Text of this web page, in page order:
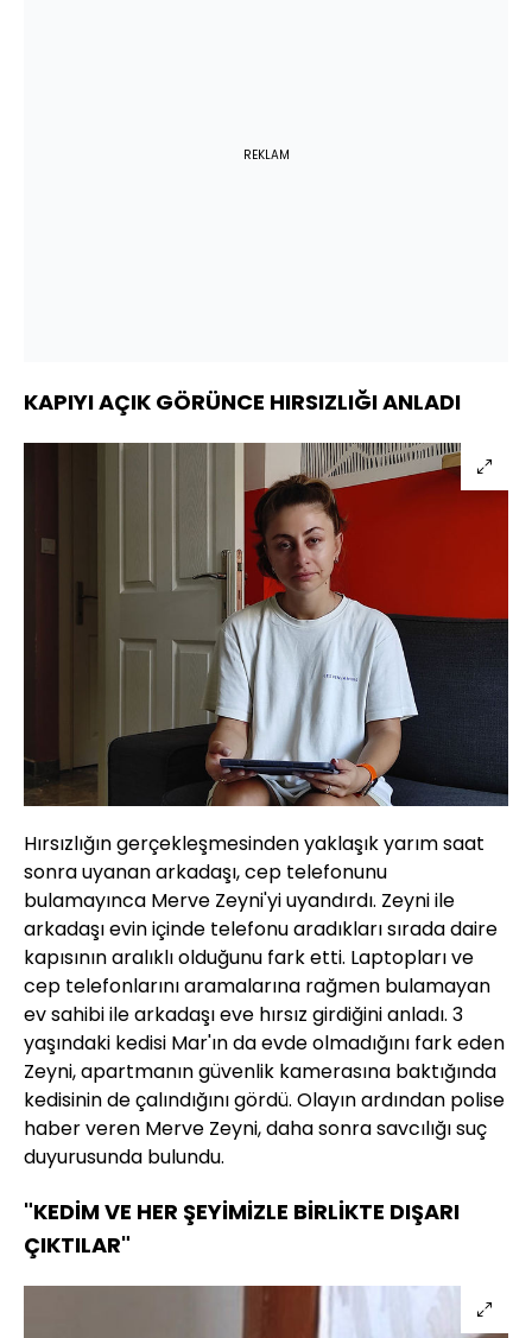
REKLAM
KAPIYI AÇIK GÖRÜNCE HIRSIZLIĞI ANLADI
Hırsızlığın gerçekleşmesinden yaklaşık yarım saat
sonra uyanan arkadaşı, cep telefonunu
bulamayınca Merve Zeyni'yi uyandırdı. Zeyni ile
arkadaşı evin içinde telefonu aradıkları sırada daire
kapısının aralıklı olduğunu fark etti. Laptopları ve
cep telefonlarını aramalarına rağmen bulamayan
ev sahibi ile arkadaşı eve hırsız girdiğini anladı. 3
yaşındaki kedisi Mar'ın da evde olmadığını fark eden
Zeyni, apartmanın güvenlik kamerasına baktığında
kedisinin de çalındığını gördü. Olayın ardından polise
haber veren Merve Zeyni, daha sonra savcılığı suç
duyurusunda bulundu.
"KEDİM VE HER ŞEYİMİZLE BİRLİKTE DIŞARI
ÇIKTILAR"